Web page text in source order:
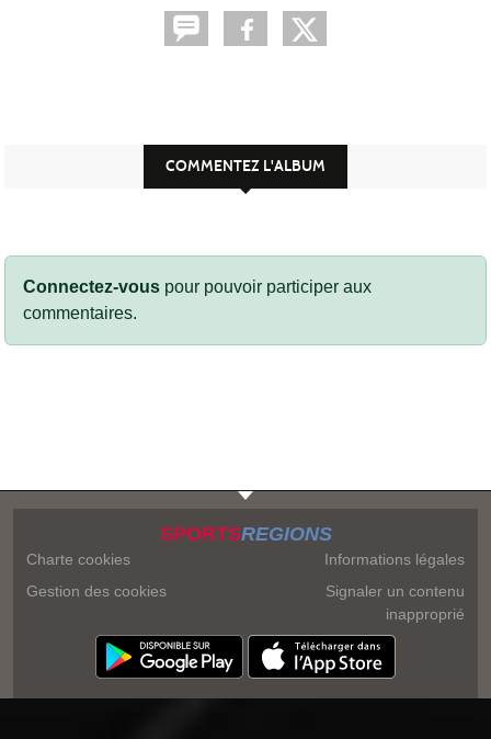
COMMENTEZ L'ALBUM
Connectez-vous pour pouvoir participer aux
commentaires.
SPORTSREGIONS
Charte cookies
Gestion des cookies
Informations légales
Signaler un contenu
inapproprié